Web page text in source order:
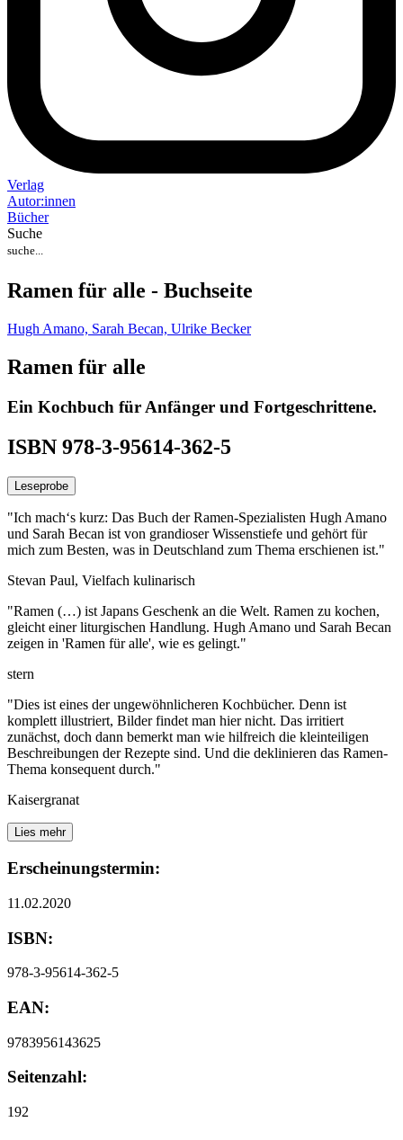
Verlag
Autor:innen
Bücher
Suche
Ramen für alle - Buchseite
Hugh Amano, Sarah Becan, Ulrike Becker
Ramen für alle
Ein Kochbuch für Anfänger und Fortgeschrittene.
ISBN 978-3-95614-362-5
Leseprobe
"Ich mach‘s kurz: Das Buch der Ramen-Spezialisten Hugh Amano
und Sarah Becan ist von grandioser Wissenstiefe und gehört für
mich zum Besten, was in Deutschland zum Thema erschienen ist."
Stevan Paul, Vielfach kulinarisch
"Ramen (…) ist Japans Geschenk an die Welt. Ramen zu kochen,
gleicht einer liturgischen Handlung. Hugh Amano und Sarah Becan
zeigen in 'Ramen für alle', wie es gelingt."
stern
"Dies ist eines der ungewöhnlicheren Kochbücher. Denn ist
komplett illustriert, Bilder findet man hier nicht. Das irritiert
zunächst, doch dann bemerkt man wie hilfreich die kleinteiligen
Beschreibungen der Rezepte sind. Und die deklinieren das Ramen-
Thema konsequent durch."
Kaisergranat
Lies mehr
Erscheinungstermin:
11.02.2020
ISBN:
978-3-95614-362-5
EAN:
9783956143625
Seitenzahl:
192